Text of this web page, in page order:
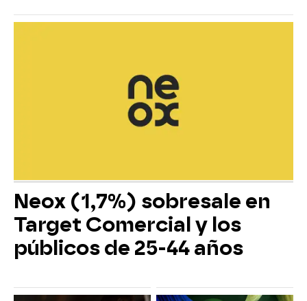
Neox (1,7%) sobresale en
Target Comercial y los
públicos de 25-44 años